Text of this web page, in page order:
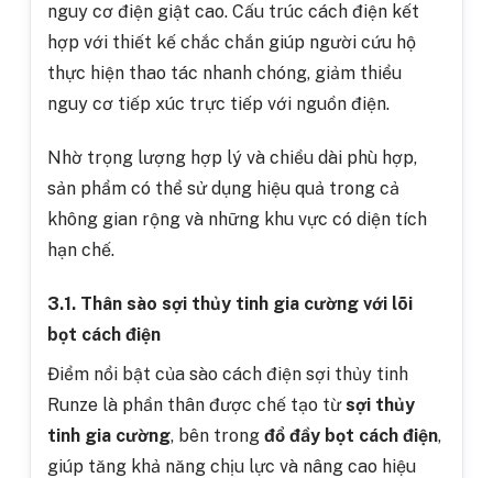
nguy cơ điện giật cao. Cấu trúc cách điện kết
hợp với thiết kế chắc chắn giúp người cứu hộ
thực hiện thao tác nhanh chóng, giảm thiểu
nguy cơ tiếp xúc trực tiếp với nguồn điện.
Nhờ trọng lượng hợp lý và chiều dài phù hợp,
sản phẩm có thể sử dụng hiệu quả trong cả
không gian rộng và những khu vực có diện tích
hạn chế.
3.1. Thân sào sợi thủy tinh gia cường với lõi
bọt cách điện
Điểm nổi bật của sào cách điện sợi thủy tinh
Runze là phần thân được chế tạo từsợi thủy
tinh gia cường, bên trong đổ đầy bọt cách điện,
giúp tăng khả năng chịu lực và nâng cao hiệu